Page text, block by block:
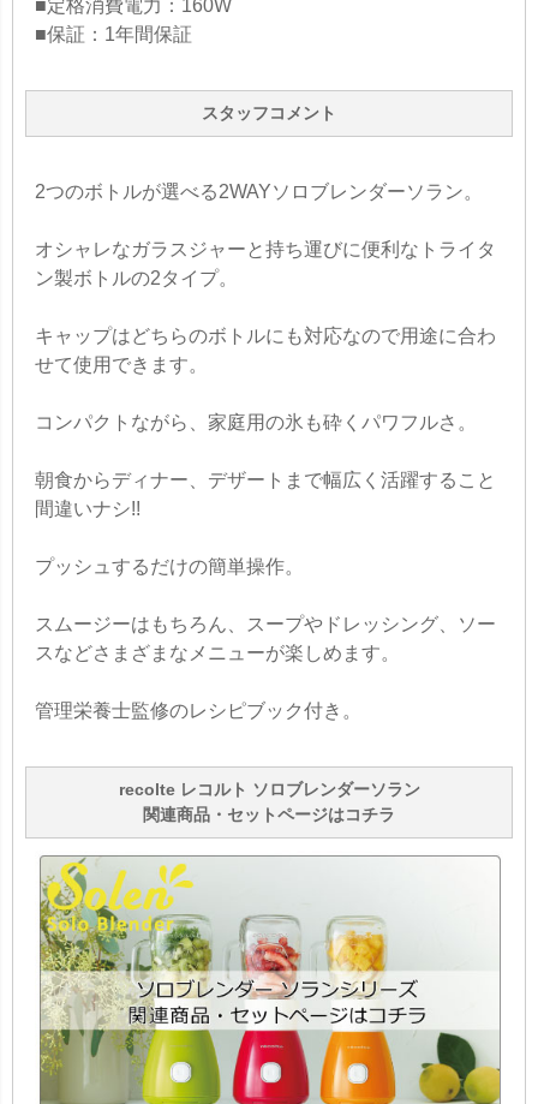
■定格消費電力：160W
■保証：1年間保証
スタッフコメント
2つのボトルが選べる2WAYソロブレンダーソラン。
オシャレなガラスジャーと持ち運びに便利なトライタ
ン製ボトルの2タイプ。
キャップはどちらのボトルにも対応なので用途に合わ
せて使用できます。
コンパクトながら、家庭用の氷も砕くパワフルさ。
朝食からディナー、デザートまで幅広く活躍すること
間違いナシ!!
プッシュするだけの簡単操作。
スムージーはもちろん、スープやドレッシング、ソー
スなどさまざまなメニューが楽しめます。
管理栄養士監修のレシピブック付き。
recolte レコルト ソロブレンダーソラン
関連商品・セットページはコチラ